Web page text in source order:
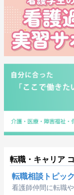
転職・キャリア
転職相談トピッ
看護師仲間に転職